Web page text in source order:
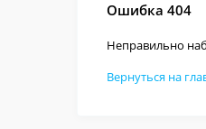
Ошибка 404
Неправильно
Вернуться на